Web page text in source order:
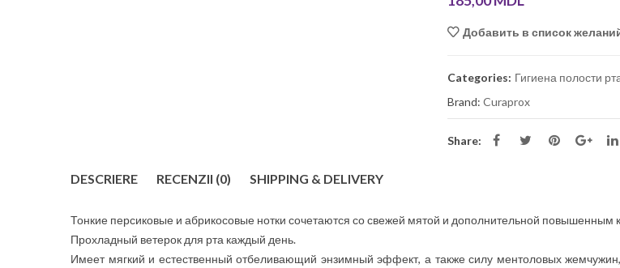
Добавить в список
Categories: Гигиена полости
Brand: Curaprox
Share:
DESCRIERE RECENZII (0) SHIPPING & DELIVERY
Тонкие персиковые и абрикосовые нотки сочетаются со свежей мятой и дополнительной повышенным
Прохладный ветерок для рта каждый день.
Имеет мягкий и естественный отбеливающий энзимный эффект, а также силу ментоловых
Bluza medicala barbati Dickies Balance
Cherokee Slim cu Talie Joasă – Infinity
0,76